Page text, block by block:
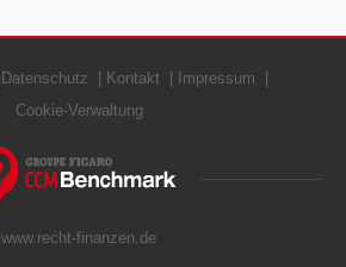
Datenschutz Kontakt
Impressum
Cookie-Verwaltung
www.recht-finanzen.de